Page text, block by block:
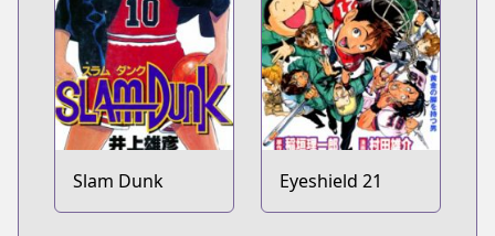
Slam Dunk Eyeshield 21